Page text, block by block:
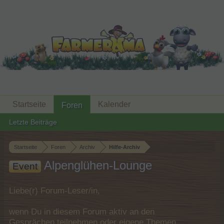
Startseite Foren Archiv Hilfe-Archiv
Event Alpenglühen-Lounge
Liebe(r) Forum-Leser/in,
wenn Du in diesem Forum aktiv an den
Startseite Foren
Letzte Beiträge
Kalender